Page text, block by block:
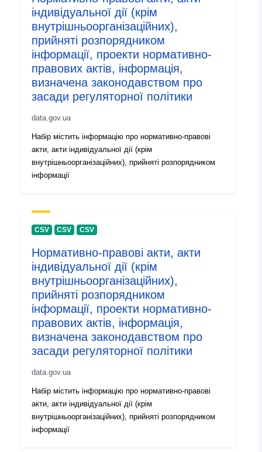
індивідуальної дії (крім
внутрішньоорганізаційних),
прийняті розпорядником
інформації, проекти нормативно-
правових актів, інформація,
визначена законодавством про
засади регуляторної політики
data.gov.ua
Набір містить інформацію про нормативно-правові
акти, акти індивідуальної дії (крім
внутрішньоорганізаційних), прийняті розпорядником
інформації
CSV CSV CSV
Нормативно-правові акти, акти
індивідуальної дії (крім
внутрішньоорганізаційних),
прийняті розпорядником
інформації, проекти нормативно-
правових актів, інформація,
визначена законодавством про
засади регуляторної політики
data.gov.ua
Набір містить інформацію про нормативно-правові
акти, акти індивідуальної дії (крім
внутрішньоорганізаційних), прийняті розпорядником
інформації